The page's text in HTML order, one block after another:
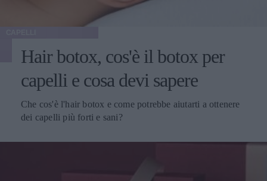
Hair botox, cos'è il botox per
capelli e cosa devi sapere
Che cos'è l'hair botox e come potrebbe aiutarti a ottenere
dei capelli più forti e sani?